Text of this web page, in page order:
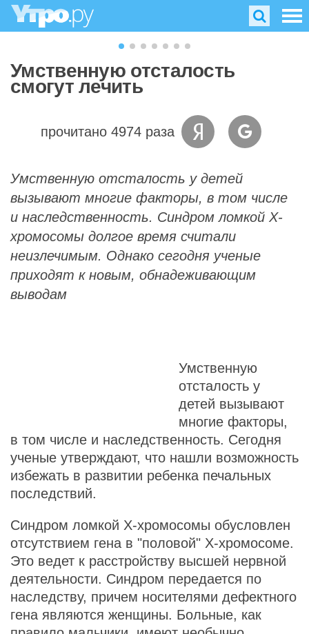
Умственную отсталость
смогут лечить
прочитано 4974 раза
Умственную отсталость у детей
вызывают многие факторы, в том числе
и наследственность. Синдром ломкой Х-
хромосомы долгое время считали
неизлечимым. Однако сегодня ученые
приходят к новым, обнадеживающим
выводам
Умственную
отсталость у
детей вызывают
многие факторы,
в том числе и наследственность. Сегодня
ученые утверждают, что нашли возможность
избежать в развитии ребенка печальных
последствий.
Синдром ломкой Х-хромосомы обусловлен
отсутствием гена в "половой" Х-хромосоме.
Это ведет к расстройству высшей нервной
деятельности. Синдром передается по
наследству, причем носителями дефектного
гена являются женщины. Больные, как